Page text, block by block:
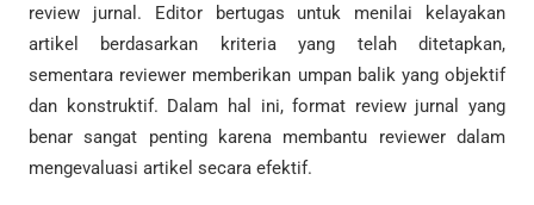
review jurnal. Editor bertugas untuk menilai kelayakan
artikel berdasarkan kriteria yang telah ditetapkan,
sementara reviewer memberikan umpan balik yang objektif
dan konstruktif. Dalam hal ini, format review jurnal yang
benar sangat penting karena membantu reviewer dalam
mengevaluasi artikel secara efektif.